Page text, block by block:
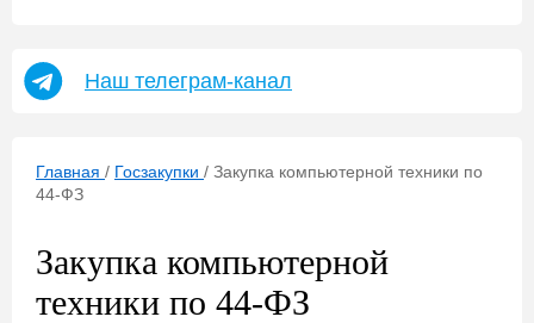
Наш телеграм-канал
Главная / Госзакупки / Закупка компьютерной техники по
44-ФЗ
Закупка компьютерной
техники по 44-ФЗ